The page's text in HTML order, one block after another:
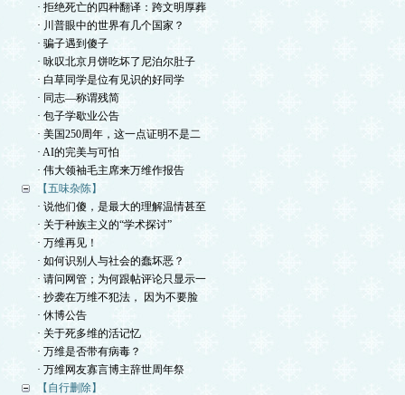
· 拒绝死亡的四种翻译：跨文明厚葬
· 川普眼中的世界有几个国家？
· 骗子遇到傻子
· 咏叹北京月饼吃坏了尼泊尔肚子
· 白草同学是位有见识的好同学
· 同志—称谓残简
· 包子学歇业公告
· 美国250周年，这一点证明不是二
· AI的完美与可怕
· 伟大领袖毛主席来万维作报告
【五味杂陈】
· 说他们傻，是最大的理解温情甚至
· 关于种族主义的“学术探讨”
· 万维再见！
· 如何识别人与社会的蠢坏恶？
· 请问网管；为何跟帖评论只显示一
· 抄袭在万维不犯法， 因为不要脸
· 休博公告
· 关于死多维的活记忆
· 万维是否带有病毒？
· 万维网友寡言博主辞世周年祭
【自行删除】